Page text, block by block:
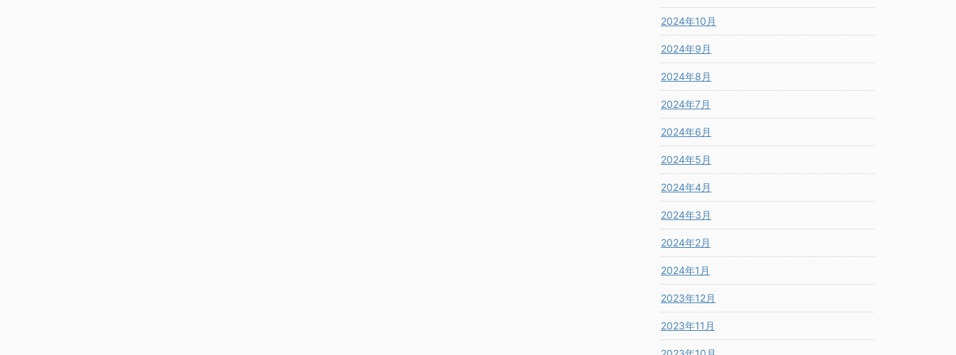
2024年10月
2024年9月
2024年8月
2024年7月
2024年6月
2024年5月
2024年4月
2024年3月
2024年2月
2024年1月
2023年12月
2023年11月